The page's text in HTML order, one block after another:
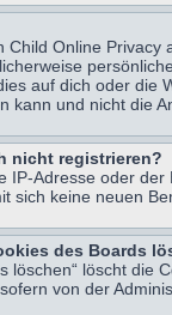
Child Online
auf dich oder die
kann und nicht die
nicht registrieren?
IP-Adresse oder
sich keine neuen
des Boards
löschen“ löscht
von der